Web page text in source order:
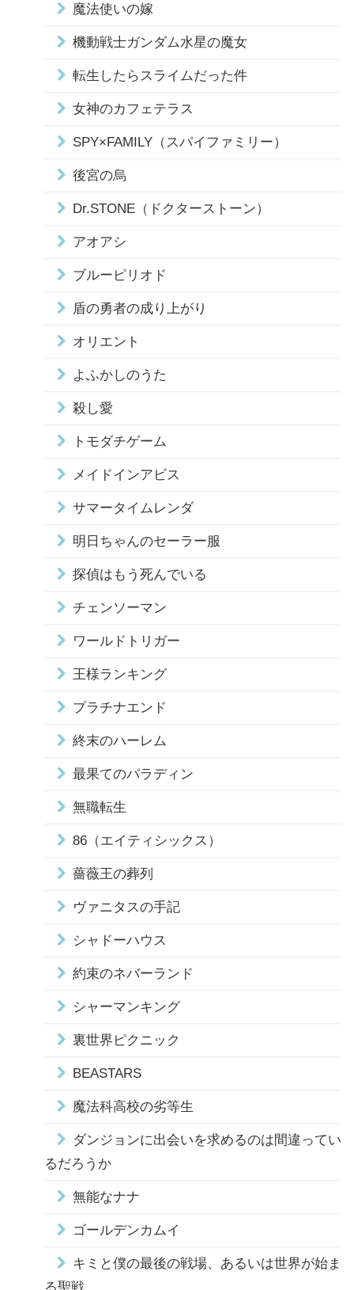
魔法使いの嫁
機動戦士ガンダム水星の魔女
転生したらスライムだった件
女神のカフェテラス
SPY×FAMILY（スパイファミリー）
後宮の烏
Dr.STONE（ドクターストーン）
アオアシ
ブルーピリオド
盾の勇者の成り上がり
オリエント
よふかしのうた
殺し愛
トモダチゲーム
メイドインアビス
サマータイムレンダ
明日ちゃんのセーラー服
探偵はもう死んでいる
チェンソーマン
ワールドトリガー
王様ランキング
プラチナエンド
終末のハーレム
最果てのパラディン
無職転生
86（エイティシックス）
薔薇王の葬列
ヴァニタスの手記
シャドーハウス
約束のネバーランド
シャーマンキング
裏世界ピクニック
BEASTARS
魔法科高校の劣等生
ダンジョンに出会いを求めるのは間違ってい
るだろうか
無能なナナ
ゴールデンカムイ
キミと僕の最後の戦場、あるいは世界が始ま
る聖戦